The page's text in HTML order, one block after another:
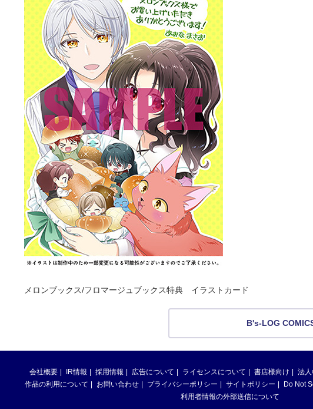
メロンブックス/フロマージュブックス特典 イラストカード
B's-LOG
会社概要 IR情報 採用情報 広告について ライセンスについて 書店様向け 法人
作品の利用について
お問い合わせ プライバシーポリシー サイトポリシー
Do Not
利用者情報の外部送信について